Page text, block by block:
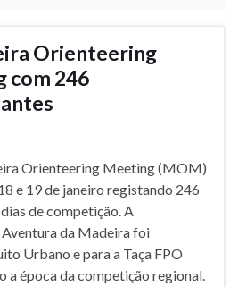
Orienteering
com 246
Orienteering Meeting (MOM)
e 19 de janeiro registando 246
de competição. A
da Madeira foi
Urbano e para a Taça FPO
a época da competição regional.